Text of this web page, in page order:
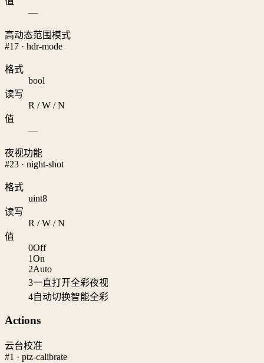
—
高动态范围模式
#17 · hdr-mode
格式
bool
读写
R / W / N
值
—
夜视功能
#23 · night-shot
格式
uint8
读写
R / W / N
值
0Off
1On
2Auto
3一直打开全彩夜视
4自动切换智能全彩
Actions
云台校准
#1 · ptz-calibrate